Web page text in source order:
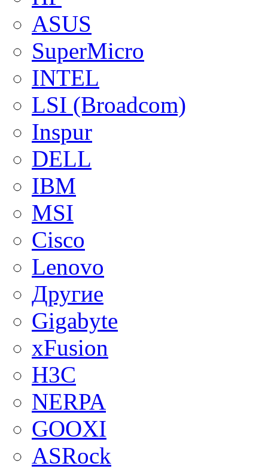
ASUS
SuperMicro
INTEL
LSI (Broadcom)
Inspur
DELL
IBM
MSI
Cisco
Lenovo
Другие
Gigabyte
xFusion
H3C
NERPA
GOOXI
ASRock